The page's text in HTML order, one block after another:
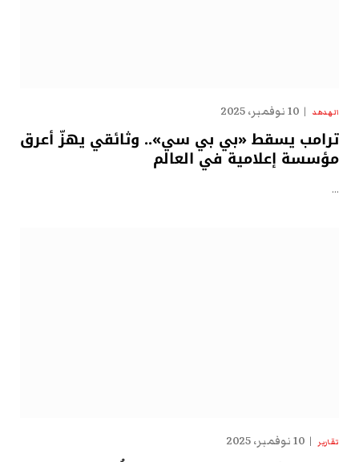
الهدهد 10 نوفمبر، 2025
ترامب يسقط «بي بي سي».. وثائقي يهزّ أعرق
مؤسسة إعلامية في العالم
…
تقارير 10 نوفمبر، 2025